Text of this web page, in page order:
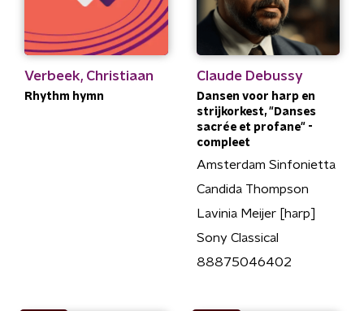
Verbeek, Christiaan
Rhythm hymn
Claude Debussy
Dansen voor harp en
strijkorkest, "Danses
sacrée et profane" -
compleet
Amsterdam Sinfonietta
Candida Thompson
Lavinia Meijer [harp]
Sony Classical
88875046402